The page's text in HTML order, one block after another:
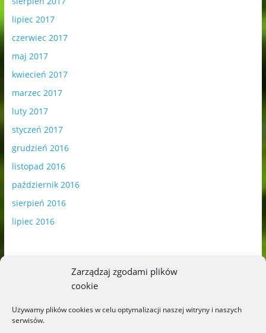
Zarządzaj zgodami plików
cookie
Używamy plików cookies w celu optymalizacji naszej witryny i naszych
serwisów.
lipiec 2017
czerwiec 2017
maj 2017
kwiecień 2017
marzec 2017
luty 2017
styczeń 2017
grudzień 2016
listopad 2016
październik 2016
sierpień 2016
lipiec 2016